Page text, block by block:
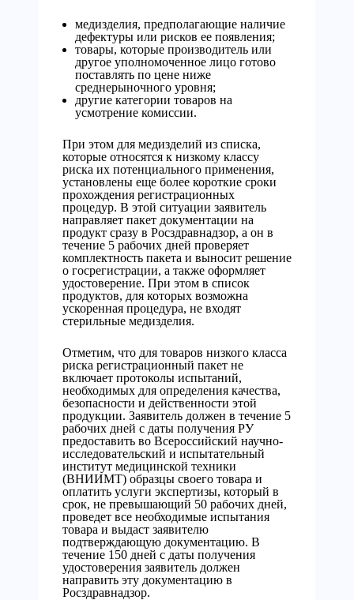
медизделия, предполагающие наличие
дефектуры или рисков ее появления;
товары, которые производитель или
другое уполномоченное лицо готово
поставлять по цене ниже
среднерыночного уровня;
другие категории товаров на
усмотрение комиссии.
При этом для медизделий из списка,
которые относятся к низкому классу
риска их потенциального применения,
установлены еще более короткие сроки
прохождения регистрационных
процедур. В этой ситуации заявитель
направляет пакет документации на
продукт сразу в Росздравнадзор, а он в
течение 5 рабочих дней проверяет
комплектность пакета и выносит решение
о госрегистрации, а также оформляет
удостоверение. При этом в список
продуктов, для которых возможна
ускоренная процедура, не входят
стерильные медизделия.
Отметим, что для товаров низкого класса
риска регистрационный пакет не
включает протоколы испытаний,
необходимых для определения качества,
безопасности и действенности этой
продукции. Заявитель должен в течение 5
рабочих дней с даты получения РУ
предоставить во Всероссийский научно-
исследовательский и испытательный
институт медицинской техники
(ВНИИМТ) образцы своего товара и
оплатить услуги экспертизы, который в
срок, не превышающий 50 рабочих дней,
проведет все необходимые испытания
товара и выдаст заявителю
подтверждающую документацию. В
течение 150 дней с даты получения
удостоверения заявитель должен
направить эту документацию в
Росздравнадзор.